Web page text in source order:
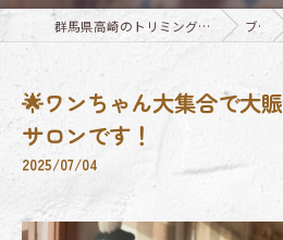
群馬県高崎のトリミングならTrimming Salon E-basho ブログ
🌟ワンちゃん大集合で大
サロンです！
2025/07/04